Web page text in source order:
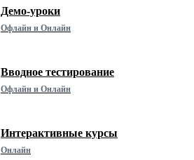
Демо-уроки
Офлайн и Онлайн
Вводное тестирование
Офлайн и Онлайн
Интерактивные курсы
Онлайн